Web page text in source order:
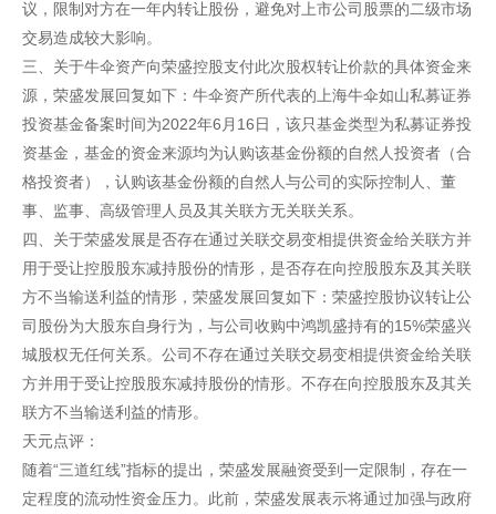
议，限制对方在一年内转让股份，避免对上市公司股票的二级市场
交易造成较大影响。
三、关于牛伞资产向荣盛控股支付此次股权转让价款的具体资金来
源，荣盛发展回复如下：牛伞资产所代表的上海牛伞如山私募证券
投资基金备案时间为2022年6月16日，该只基金类型为私募证券投
资基金，基金的资金来源均为认购该基金份额的自然人投资者（合
格投资者），认购该基金份额的自然人与公司的实际控制人、董
事、监事、高级管理人员及其关联方无关联关系。
四、关于荣盛发展是否存在通过关联交易变相提供资金给关联方并
用于受让控股股东减持股份的情形，是否存在向控股股东及其关联
方不当输送利益的情形，荣盛发展回复如下：荣盛控股协议转让公
司股份为大股东自身行为，与公司收购中鸿凯盛持有的15%荣盛兴
城股权无任何关系。公司不存在通过关联交易变相提供资金给关联
方并用于受让控股股东减持股份的情形。不存在向控股股东及其关
联方不当输送利益的情形。
天元点评：
随着“三道红线”指标的提出，荣盛发展融资受到一定限制，存在一
定程度的流动性资金压力。此前，荣盛发展表示将通过加强与政府